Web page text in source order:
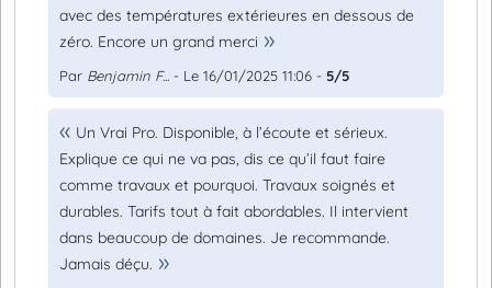
avec des températures extérieures en dessous de
zéro. Encore un grand merci
Par Benjamin F... - Le 16/01/2025 11:06 - 5/5
Un Vrai Pro. Disponible, à l’écoute et sérieux.
Explique ce qui ne va pas, dis ce qu’il faut faire
comme travaux et pourquoi. Travaux soignés et
durables. Tarifs tout à fait abordables. Il intervient
dans beaucoup de domaines. Je recommande.
Jamais déçu.